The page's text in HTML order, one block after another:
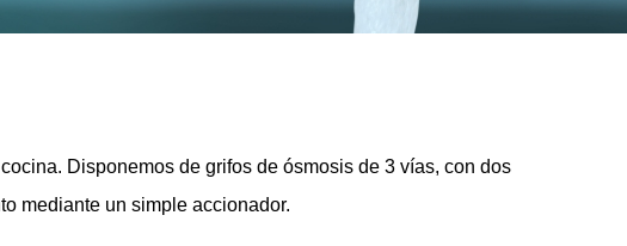
Disponemos de grifos de ósmosis de 3 vías, con dos
mediante un simple accionador.